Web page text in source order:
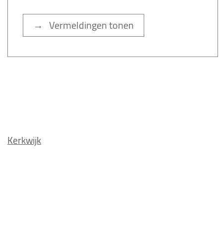
→ Vermeldingen tonen
Kerkwijk